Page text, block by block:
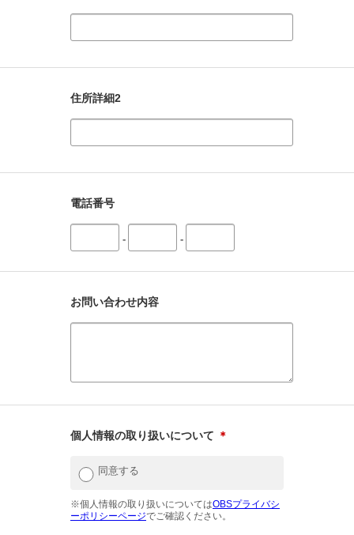
住所詳細2
電話番号
- -
お問い合わせ内容
個人情報の取り扱いについて ＊
同意する
※個人情報の取り扱いについてはOBSプライバシ
ーポリシーページでご確認ください。